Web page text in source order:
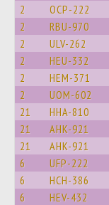
2 OCP-222
2 RBU-970
2 ULV-262
2 HEU-332
2 HEM-371
2 UOM-602
21 HHA-810
21 AHK-921
21 AHK-921
6 UFP-222
6 HCH-386
6 HEV-432